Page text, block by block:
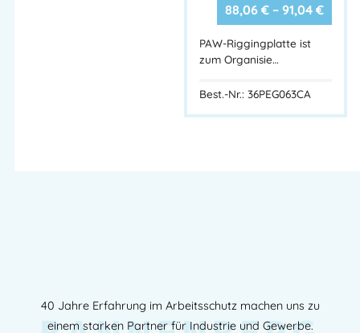
88,06 €– 91,04 €
PAW-Riggingplatte ist
zum Organisie…
Best.-Nr.: 36PEG063CA
40 Jahre Erfahrung im Arbeitsschutz machen uns zu
einem starken Partner für Industrie und Gewerbe.